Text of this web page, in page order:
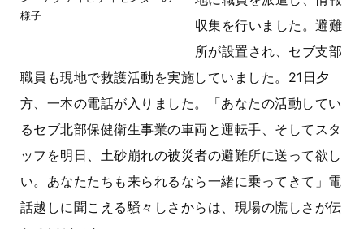
様子
収集を行いました。避難
所が設置され、セブ支部
職員も現地で救護活動を実施していました。21日夕
方、一本の電話が入りました。「あなたの活動してい
るセブ北部保健衛生事業の車両と運転手、そしてスタ
ッフを明日、土砂崩れの被災者の避難所に送って欲し
い。あなたたちも来られるなら一緒に乗ってきて」電
話越しに聞こえる騒々しさからは、現場の慌しさが伝